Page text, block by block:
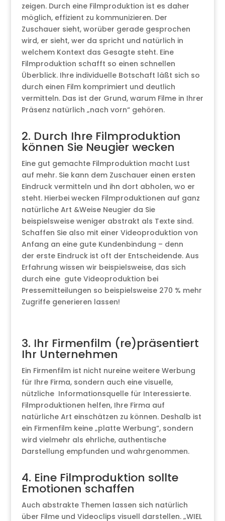
zeigen. Durch eine Filmproduktion ist es daher
möglich, effizient zu kommunizieren. Der
Zuschauer sieht, worüber gerade gesprochen
wird, er sieht, wer da spricht und natürlich in
welchem Kontext das Gesagte steht. Eine
Filmproduktion schafft so einen schnellen
Überblick. Ihre individuelle Botschaft läßt sich so
durch einen Film komprimiert und deutlich
vermitteln. Das ist der Grund, warum Filme in Ihrer
Präsenz natürlich „nach vorn“ gehören.
2. Durch Ihre Filmproduktion
können Sie Neugier wecken
Eine gut gemachte Filmproduktion macht Lust
auf mehr. Sie kann dem Zuschauer einen ersten
Eindruck vermitteln und ihn dort abholen, wo er
steht. Hierbei wecken Filmproduktionen auf ganz
natürliche Art &Weise Neugier da Sie
beispielsweise weniger abstrakt als Texte sind.
Schaffen Sie also mit einer Videoproduktion von
Anfang an eine gute Kundenbindung – denn
der erste Eindruck ist oft der Entscheidende. Aus
Erfahrung wissen wir beispielsweise, das sich
durch eine gute Videoproduktion bei
Pressemitteilungen so beispielsweise 270 % mehr
Zugriffe generieren lassen!
3. Ihr Firmenfilm (re)präsentiert
Ihr Unternehmen
Ein Firmenfilm ist nicht nureine weitere Werbung
für Ihre Firma, sondern auch eine visuelle,
nützliche Informationsquelle für Interessierte.
Filmproduktionen helfen, Ihre Firma auf
natürliche Art einschätzen zu können. Deshalb ist
ein Firmenfilm keine „platte Werbung“, sondern
wird vielmehr als ehrliche, authentische
Darstellung empfunden und wahrgenommen.
4. Eine Filmproduktion sollte
Emotionen schaffen
Auch abstrakte Themen lassen sich natürlich
über Filme und Videoclips visuell darstellen. „WIEL